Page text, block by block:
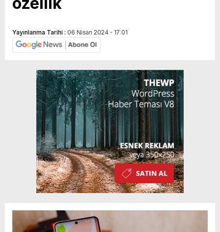
Yayınlanma Tarihi : 06 Nisan 2024 - 17:01